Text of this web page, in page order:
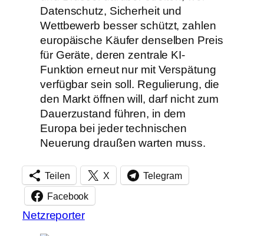
Datenschutz, Sicherheit und
Wettbewerb besser schützt, zahlen
europäische Käufer denselben Preis
für Geräte, deren zentrale KI-
Funktion erneut nur mit Verspätung
verfügbar sein soll. Regulierung, die
den Markt öffnen will, darf nicht zum
Dauerzustand führen, in dem
Europa bei jeder technischen
Neuerung draußen warten muss.
Teilen X Telegram
Facebook
Netzreporter